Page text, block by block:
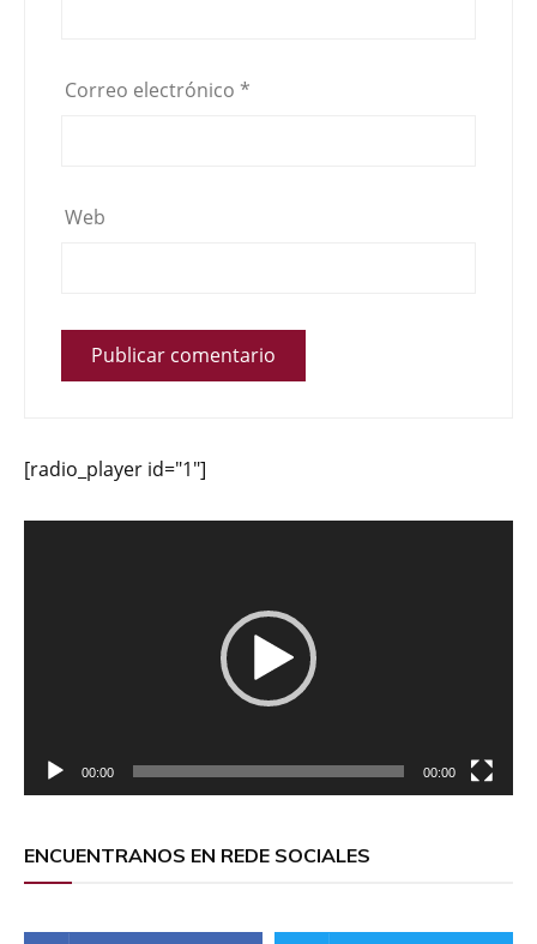
Correo electrónico *
Web
[radio_player id="1"]
00:00 00:00
ENCUENTRANOS EN REDE SOCIALES